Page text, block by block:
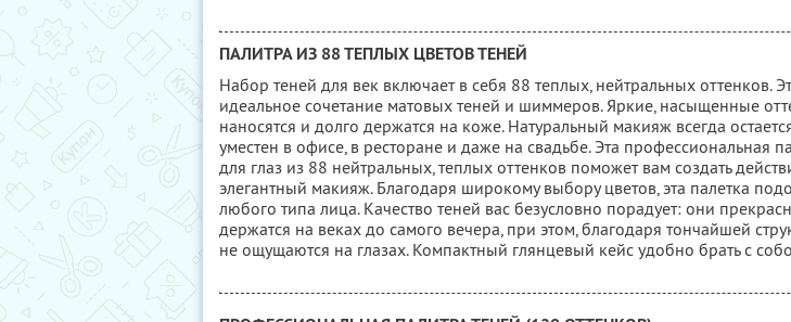
ПАЛИТРА ИЗ 88 ТЕПЛЫХ ЦВЕТОВ ТЕНЕЙ
Набор теней для век включает в себя 88 теплых, нейтральных оттенков.
идеальное сочетание матовых теней и шиммеров. Яркие, насыщенные
наносятся и долго держатся на коже. Натуральный макияж всегда
уместен в офисе, в ресторане и даже на свадьбе. Эта профессиональная
для глаз из 88 нейтральных, теплых оттенков поможет вам создать
элегантный макияж. Благодаря широкому выбору цветов, эта палетка
любого типа лица. Качество теней вас безусловно порадует: они
держатся на веках до самого вечера, при этом, благодаря тончайшей
не ощущаются на глазах. Компактный глянцевый кейс удобно брать с